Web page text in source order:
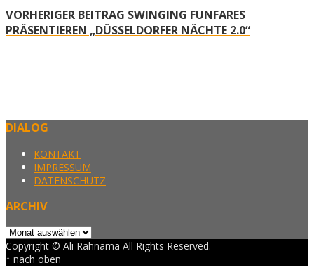
VORHERIGER BEITRAG SWINGING FUNFARES
PRÄSENTIEREN „DÜSSELDORFER NÄCHTE 2.0“
DIALOG
KONTAKT
IMPRESSUM
DATENSCHUTZ
ARCHIV
Archiv
Copyright © Ali Rahnama All Rights Reserved.
↑ nach oben